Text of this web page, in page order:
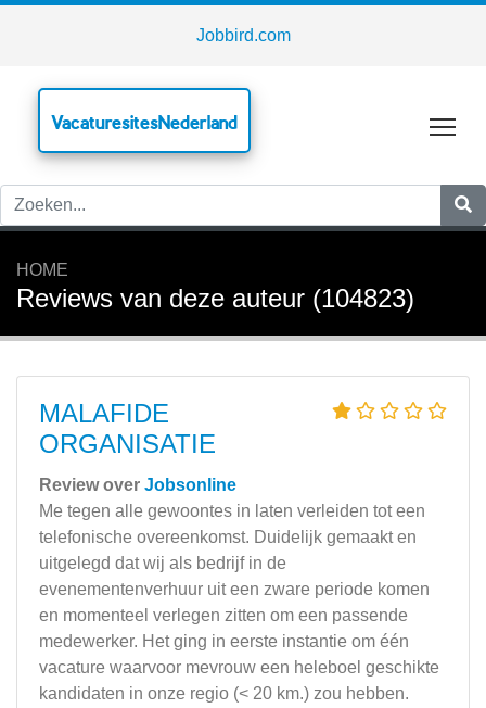
Jobbird.com
VacaturesitesNederland
HOME
Reviews van deze auteur (104823)
MALAFIDE
ORGANISATIE
Review over Jobsonline
Me tegen alle gewoontes in laten verleiden tot een
telefonische overeenkomst. Duidelijk gemaakt en
uitgelegd dat wij als bedrijf in de
evenementenverhuur uit een zware periode komen
en momenteel verlegen zitten om een passende
medewerker. Het ging in eerste instantie om één
vacature waarvoor mevrouw een heleboel geschikte
kandidaten in onze regio (< 20 km.) zou hebben.